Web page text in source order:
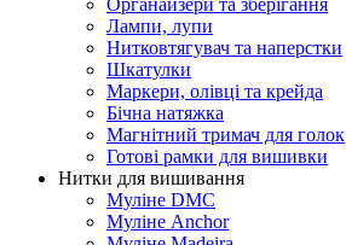
Лампи, лупи
Нитковтягувач та наперстки
Шкатулки
Маркери, олівці та крейда
Бічна натяжка
Магнітний тримач для голок
Готові рамки для вишивки
Нитки для вишивання
Муліне DMC
Муліне Anchor